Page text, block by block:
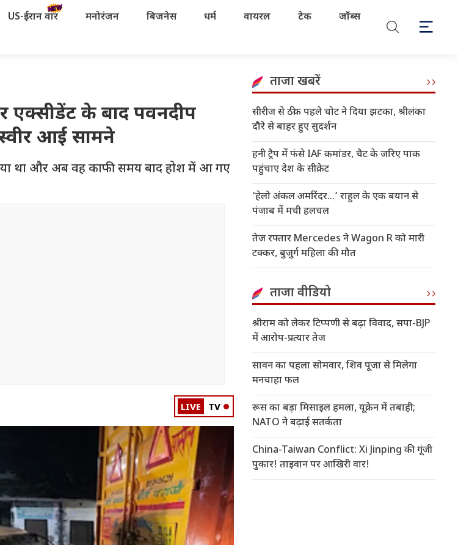
US-ईरान वॉर मनोरंजन बिजनेस धर्म वायरल टेक जॉब्स
के बाद पवनदीप
आई सामने
था और अब वह काफी समय बाद होश में आ गए
LIVE TV
ताजा खबरें
सीरीज से ठीक पहले चोट ने दिया झटका, श्रीलंका
दौरे से बाहर हुए सुदर्शन
हनी ट्रैप में फंसे IAF कमांडर, चैट के जरिए पाक
पहुंचाए देश के सीक्रेट
‘हेलो अंकल अमरिंदर...’ राहुल के एक बयान से
पंजाब में मची हलचल
तेज रफ्तार Mercedes ने Wagon R को मारी
टक्कर, बुजुर्ग महिला की मौत
ताजा वीडियो
श्रीराम को लेकर टिप्पणी से बढ़ा विवाद, सपा-BJP
में आरोप-प्रत्यार तेज
सावन का पहला सोमवार, शिव पूजा से मिलेगा
मनचाहा फल
रूस का बड़ा मिसाइल हमला, यूक्रेन में तबाही;
NATO ने बढ़ाई सतर्कता
China-Taiwan Conflict: Xi Jinping की गूंजी
पुकार! ताइवान पर आखिरी वार!